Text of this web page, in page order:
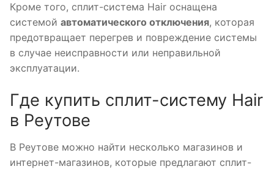
Кроме того, сплит-система Hair оснащена
системой автоматического отключения, которая
предотвращает перегрев и повреждение системы
в случае неисправности или неправильной
эксплуатации.
Где купить сплит-систему Hair
в Реутове
В Реутове можно найти несколько магазинов и
интернет-магазинов, которые предлагают сплит-